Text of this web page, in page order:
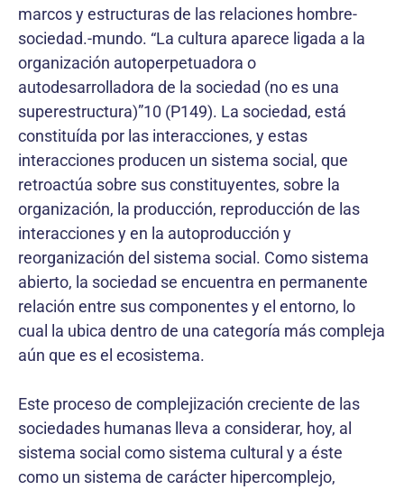
marcos y estructuras de las relaciones hombre-
sociedad.-mundo. “La cultura aparece ligada a la
organización autoperpetuadora o
autodesarrolladora de la sociedad (no es una
superestructura)”10 (P149). La sociedad, está
constituída por las interacciones, y estas
interacciones producen un sistema social, que
retroactúa sobre sus constituyentes, sobre la
organización, la producción, reproducción de las
interacciones y en la autoproducción y
reorganización del sistema social. Como sistema
abierto, la sociedad se encuentra en permanente
relación entre sus componentes y el entorno, lo
cual la ubica dentro de una categoría más compleja
aún que es el ecosistema.
Este proceso de complejización creciente de las
sociedades humanas lleva a considerar, hoy, al
sistema social como sistema cultural y a éste
como un sistema de carácter hipercomplejo,